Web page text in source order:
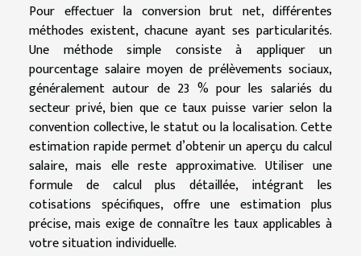
Pour effectuer la conversion brut net, différentes
méthodes existent, chacune ayant ses particularités.
Une méthode simple consiste à appliquer un
pourcentage salaire moyen de prélèvements sociaux,
généralement autour de 23 % pour les salariés du
secteur privé, bien que ce taux puisse varier selon la
convention collective, le statut ou la localisation. Cette
estimation rapide permet d’obtenir un aperçu du calcul
salaire, mais elle reste approximative. Utiliser une
formule de calcul plus détaillée, intégrant les
cotisations spécifiques, offre une estimation plus
précise, mais exige de connaître les taux applicables à
votre situation individuelle.